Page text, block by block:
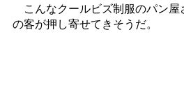
こんなクールビズ制服のパン屋
の客が押し寄せてきそうだ。